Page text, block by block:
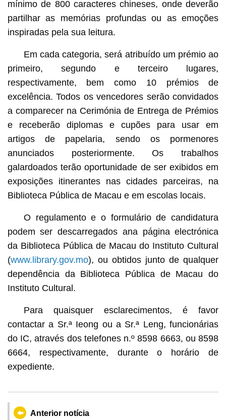
mínimo de 800 caracteres chineses, onde deverão
partilhar as memórias profundas ou as emoções
inspiradas pela sua leitura.
Em cada categoria, será atribuído um prémio ao
primeiro, segundo e terceiro lugares,
respectivamente, bem como 10 prémios de
excelência. Todos os vencedores serão convidados
a comparecer na Cerimónia de Entrega de Prémios
e receberão diplomas e cupões para usar em
artigos de papelaria, sendo os pormenores
anunciados posteriormente. Os trabalhos
galardoados terão oportunidade de ser exibidos em
exposições itinerantes nas cidades parceiras, na
Biblioteca Pública de Macau e em escolas locais.
O regulamento e o formulário de candidatura
podem ser descarregados ana página electrónica
da Biblioteca Pública de Macau do Instituto Cultural
(www.library.gov.mo), ou obtidos junto de qualquer
dependência da Biblioteca Pública de Macau do
Instituto Cultural.
Para quaisquer esclarecimentos, é favor
contactar a Sr.ª Ieong ou a Sr.ª Leng, funcionárias
do IC, através dos telefones n.º 8598 6663, ou 8598
6664, respectivamente, durante o horário de
expediente.
Anterior notícia